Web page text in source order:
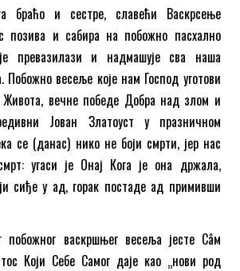
браћо и сестре, славећи Васкрсење
позива и сабира на побожно пасхално
превазилази и надмашује сва наша
Побожно весеље које нам Господ уготови
Живота, вечне победе Добра над злом и
Јован Златоуст у празничном
се (данас) нико не боји смрти, јер нас
угаси је Онај Кога је она држала,
сиђе у ад, горак постаде ад примивши
побожног васкршњег весеља јесте Сâм
Који Себе Самог даје као „нови род